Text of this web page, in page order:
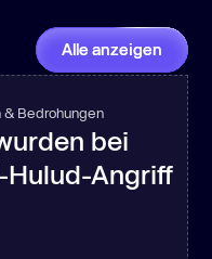
Alle anzeigen
Bedrohungen
bei
Hulud-Angriff